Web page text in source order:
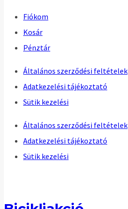
Fiókom
Kosár
Pénztár
Általános szerződési feltételek
Adatkezelési tájékoztató
Sütik kezelési
Általános szerződési feltételek
Adatkezelési tájékoztató
Sütik kezelési